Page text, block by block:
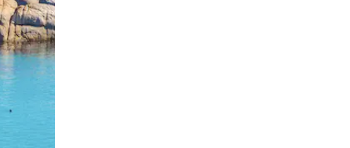
gestów dotykowych lub przesuwania.